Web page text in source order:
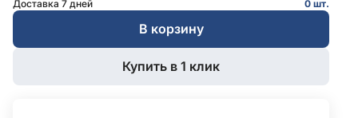
Доставка 7 дней
0 шт.
В корзину
Купить в 1 клик